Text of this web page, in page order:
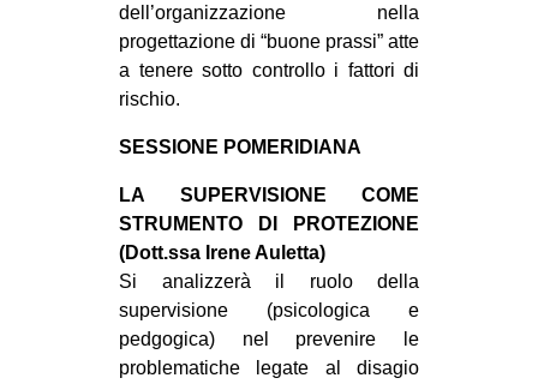
dell’organizzazione nella
progettazione di “buone prassi” atte
a tenere sotto controllo i fattori di
rischio.
SESSIONE POMERIDIANA
LA SUPERVISIONE COME
STRUMENTO DI PROTEZIONE
(Dott.ssa Irene Auletta)
Si analizzerà il ruolo della
supervisione (psicologica e
pedgogica) nel prevenire le
problematiche legate al disagio